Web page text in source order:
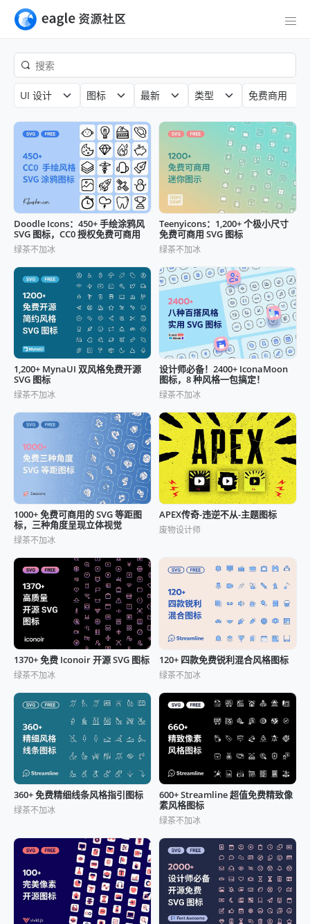
UI 设计 图标 最新 类型 免费商用
Doodle Icons：450+ 手绘涂鸦风
SVG 图标，CC0 授权免费可商用
绿茶不加冰
Teenyicons：1,200+ 个极小尺寸
免费可商用 SVG 图标
绿茶不加冰
1,200+ MynaUI 双风格免费开源
SVG 图标
绿茶不加冰
设计师必备！2400+ IconaMoon
图标，8 种风格一包搞定！
绿茶不加冰
1000+ 免费可商用的 SVG 等距图
标，三种角度呈现立体视觉
绿茶不加冰
APEX传奇-违逆不从-主题图标
废物设计师
1370+ 免费 Iconoir 开源 SVG 图标
绿茶不加冰
120+ 四款免费锐利混合风格图标
绿茶不加冰
360+ 免费精细线条风格指引图标
绿茶不加冰
600+ Streamline 超值免费精致像
素风格图标
绿茶不加冰